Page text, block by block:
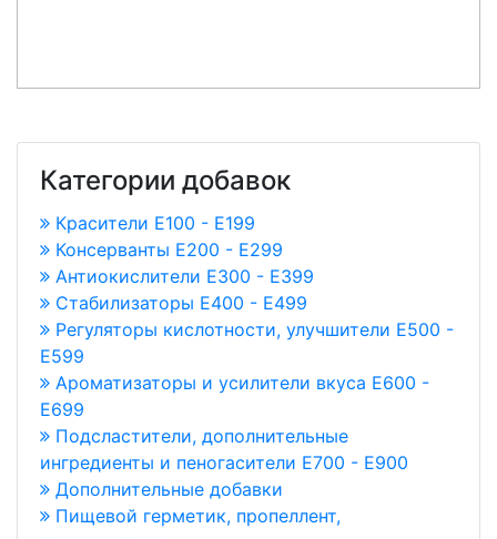
Категории добавок
Красители E100 - E199
Консерванты Е200 - Е299
Антиокислители Е300 - Е399
Стабилизаторы Е400 - Е499
Регуляторы кислотности, улучшители Е500 -
Е599
Ароматизаторы и усилители вкуса Е600 -
Е699
Подсластители, дополнительные
ингредиенты и пеногасители Е700 - Е900
Дополнительные добавки
Пищевой герметик, пропеллент,